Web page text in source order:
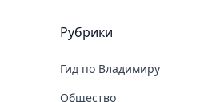
Рубрики
Гид по Владимиру
Общество